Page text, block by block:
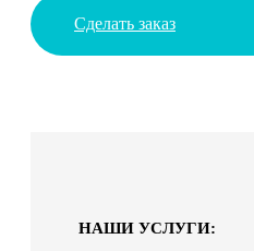
Сделать заказ
НАШИ УСЛУГИ: